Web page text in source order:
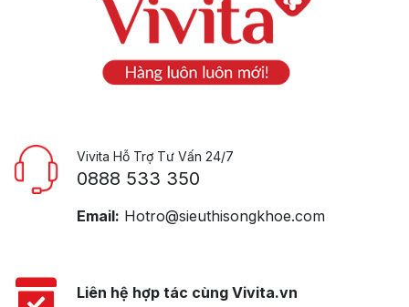
Vivita Hỗ Trợ Tư Vấn 24/7
0888 533 350
Email: Hotro@sieuthisongkhoe.com
Liên hệ hợp tác cùng Vivita.vn